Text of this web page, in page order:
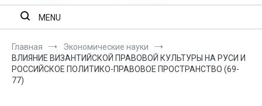
MENU
Главная
Экономические науки
ВЛИЯНИЕ ВИЗАНТИЙСКОЙ ПРАВОВОЙ КУЛЬТУРЫ НА РУСИ И
РОССИЙСКОЕ ПОЛИТИКО-ПРАВОВОЕ ПРОСТРАНСТВО (69-
77)